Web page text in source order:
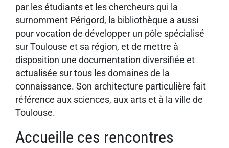
par les étudiants et les chercheurs qui la
surnomment Périgord, la bibliothèque a aussi
pour vocation de développer un pôle spécialisé
sur Toulouse et sa région, et de mettre à
disposition une documentation diversifiée et
actualisée sur tous les domaines de la
connaissance. Son architecture particulière fait
référence aux sciences, aux arts et à la ville de
Toulouse.
Accueille ces rencontres